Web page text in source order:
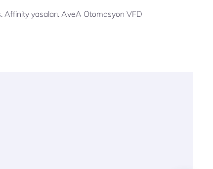
yasaları. AveA Otomasyon VFD